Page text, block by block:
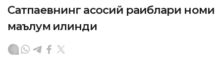
Сатпаевнинг асосий рақиблари номи
маълум қилинди